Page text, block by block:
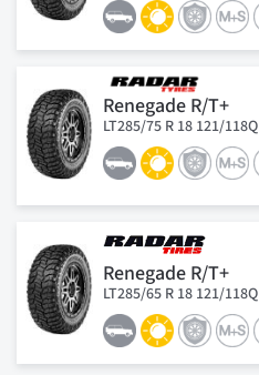
Renegade R/T+
LT285/75 R 18 121/118Q
Renegade R/T+
LT285/65 R 18 121/118Q